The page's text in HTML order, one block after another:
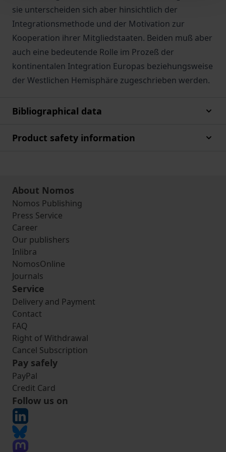
sie unterscheiden sich aber hinsichtlich der
Integrationsmethode und der Motivation zur
Kooperation ihrer Mitgliedstaaten. Beiden muß aber
auch eine bedeutende Rolle im Prozeß der
kontinentalen Integration Europas beziehungsweise
der Westlichen Hemisphäre zugeschrieben werden.
Bibliographical data
Product safety information
About Nomos
Nomos Publishing
Press Service
Career
Our publishers
Inlibra
NomosOnline
Journals
Service
Delivery and Payment
Contact
FAQ
Right of Withdrawal
Cancel Subscription
Pay safely
PayPal
Credit Card
Follow us on